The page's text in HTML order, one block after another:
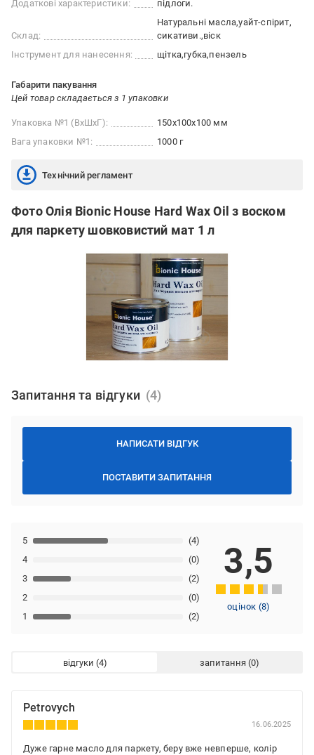
Додаткові характеристики: підлоги.
Склад:
Натуральні масла уайт-спірит
сикативи. віск
Інструмент для нанесення:
щітка губка пензель
Габарити пакування
Цей товар складається з 1 упаковки
Упаковка №1 (ВхШхГ):
150x100x100 мм
Вага упаковки №1:
1000 г
Технічний регламент
Фото Олія Bionic House Hard Wax Oil з воском
для паркету шовковистий мат 1 л
Запитання та відгуки
НАПИСАТИ ВІДГУК
ПОСТАВИТИ ЗАПИТАННЯ
1 (2)
2 (0)
3 (2)
4 (0)
5 (4)
3,5
оцінок (8)
відгуки запитання
Petrovych
16.06.2025
Дуже гарне масло для паркету, беру вже невперше, колір